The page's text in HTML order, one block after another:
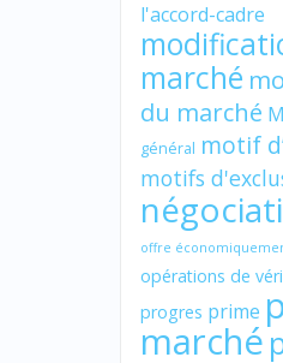
l'accord-cadre
marché
du marché
général motif
motifs
offre
opérations de
progres prime
marché